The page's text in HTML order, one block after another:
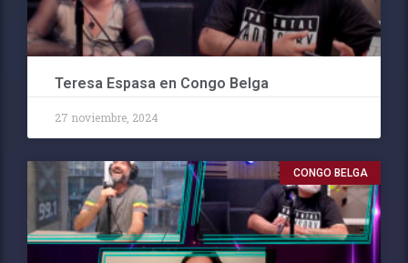
Teresa Espasa en Congo Belga
27 noviembre, 2024
CONGO BELGA